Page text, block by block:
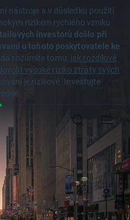
nástroje a v důsledku použití
rizikem rychlého vzniku
investorů došlo při
u tohoto poskytovatele ke
rozumíte tomu, jak rozdílové
vysoké riziko ztráty svých
je rizikové. Investujte